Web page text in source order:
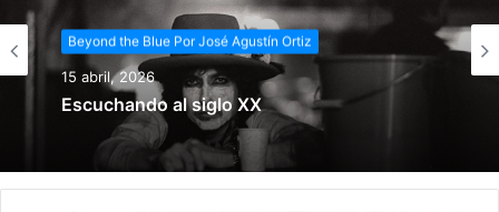
Beyond the Blue Por José Agustín Ortiz
15 abril, 2026
Escuchando al siglo XX